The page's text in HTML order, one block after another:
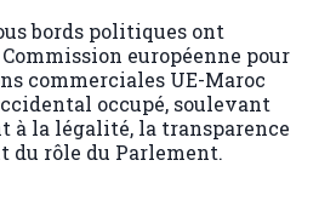
bords politiques ont
européenne pour
commerciales UE-Maroc
occupé, soulevant
à la légalité, la transparence
du rôle du Parlement.